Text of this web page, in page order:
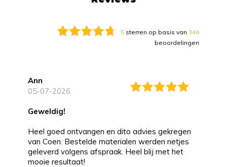
5 sterren op basis van 346
beoordelingen
Ann
05-07-2026
Geweldig!
Heel goed ontvangen en dito advies gekregen
van Coen. Bestelde materialen werden netjes
geleverd volgens afspraak. Heel blij met het
mooie resultaat!